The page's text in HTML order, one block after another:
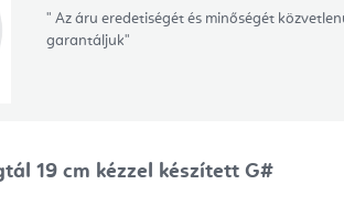
" Az áru eredetiségét és minőségét
garantáljuk"
19 cm kézzel készített G#